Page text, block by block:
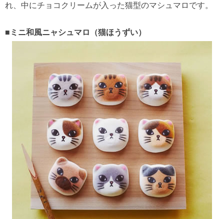
れ、中にチョコクリームが入った猫型のマシュマロです。
■ミニ和風ニャシュマロ（猫ほうずい）